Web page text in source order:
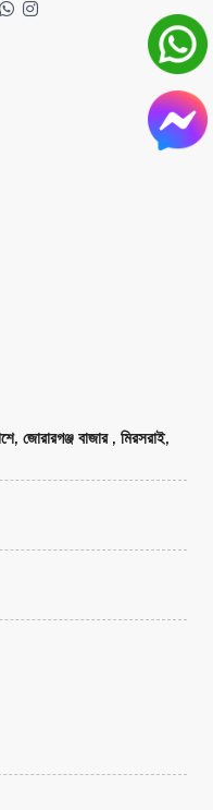
জোরারগঞ্জ বাজার , মিরসরাই,